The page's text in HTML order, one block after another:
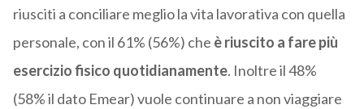
riusciti a conciliare meglio la vita lavorativa con quella
personale, con il 61% (56%) che è riuscito a fare più
esercizio fisico quotidianamente. Inoltre il 48%
(58% il dato Emear) vuole continuare a non viaggiare